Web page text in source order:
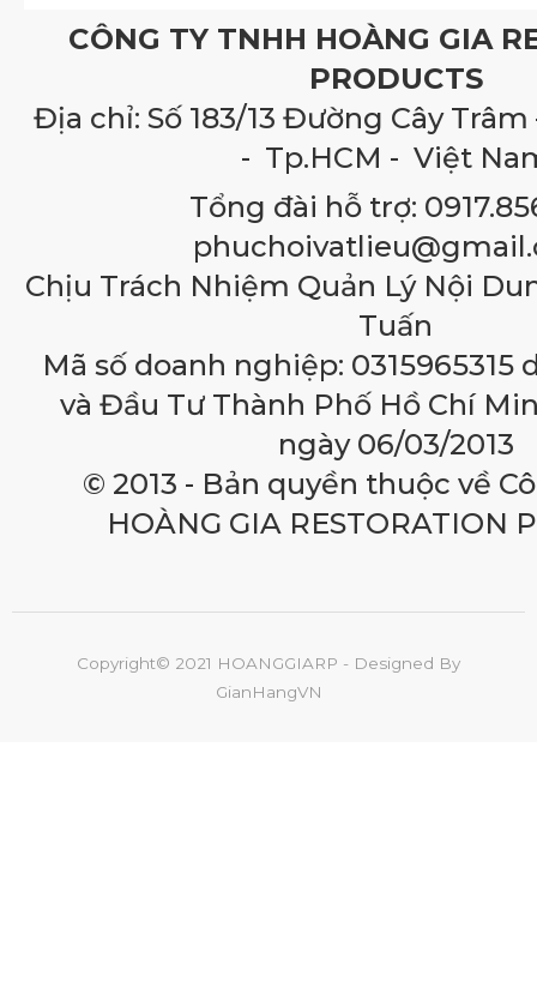
CÔNG TY TNHH HOÀNG GIA
PRODUCTS
Địa chỉ: Số 183/13 Đường Cây Trâm
- Tp.HCM - Việt
Tổng đài hỗ trợ:
Chịu Trách Nhiệm Quản Lý Nội
Tuấn
Mã số doanh nghiệp: 0315965315
và Đầu Tư Thành Phố Hồ Chí
ngày 06/03/2013
© 2013 - Bản quyền thuộc về
HOÀNG GIA RESTORATION
Copyright© 2021 HOANGGIARP - Designed By
GianHangVN